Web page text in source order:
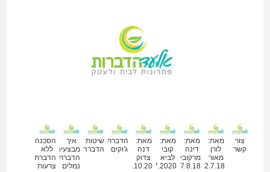
צור
קשר
מאת:
לורן
מאור
22.7.18
מאת:
דינה
מרקוביץ
27.8.18
מאת:
קובי
לביא
09.07.2020
מאת:
דנה
צדוק
11.10.20
הדברת
ג'וקים
שיטות
הדברה
איך
מבצעים
הדברת
נמלים
הסכנה
ללא
הדברת
צרעות